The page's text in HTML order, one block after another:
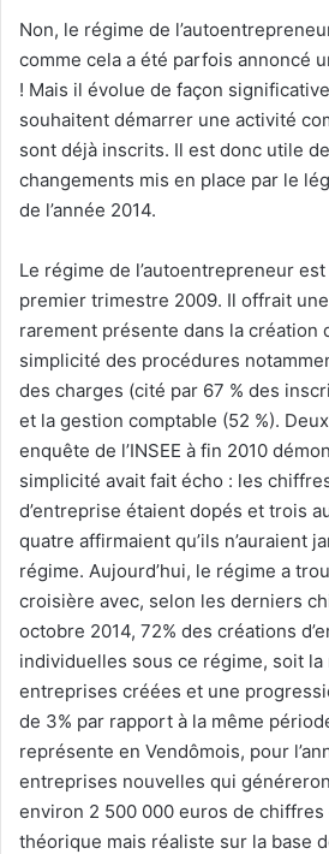
u
n
c
o
r
e
Non, le régime de
comme cela a été parfois annoncé
! Mais il évolue de façon
souhaitent démarrer une activité
sont déjà inscrits. Il est donc utile
changements mis en place par le
de l’année 2014.
Le régime de l’autoentrepreneur
premier trimestre 2009. Il offrait
rarement présente dans la création
simplicité des procédures
des charges (cité par 67 % des
et la gestion comptable (52 %).
enquête de l’INSEE à fin 2010
simplicité avait fait écho : les
d’entreprise étaient dopés et trois
quatre affirmaient qu’ils n’auraient
régime. Aujourd’hui, le régime a
croisière avec, selon les derniers
octobre 2014, 72% des créations
individuelles sous ce régime, soit
entreprises créées et une
de 3% par rapport à la même
représente en Vendômois, pour
entreprises nouvelles qui
environ 2 500 000 euros de chiffres
théorique mais réaliste sur la base